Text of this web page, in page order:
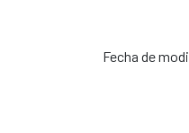
Fecha de